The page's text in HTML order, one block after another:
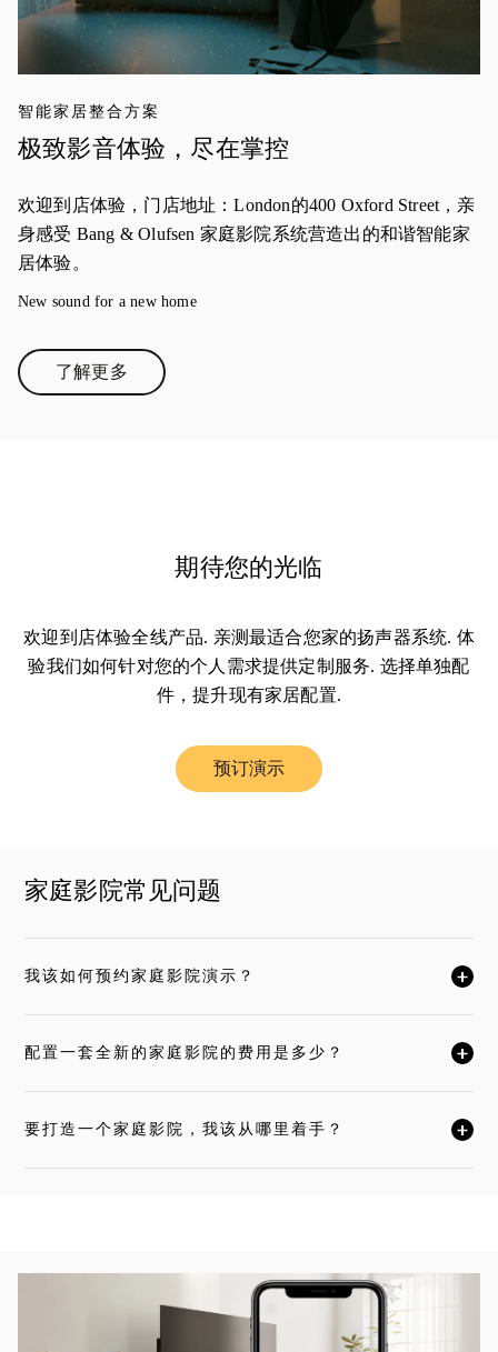
智能家居整合方案
极致影音体验，尽在掌控
欢迎到店体验，门店地址：London的400 Oxford Street，亲
身感受 Bang & Olufsen 家庭影院系统营造出的和谐智能家
居体验。
New sound for a new home
了解更多Link Opens in New Tab
期待您的光临
欢迎到店体验全线产品. 亲测最适合您家的扬声器系统. 体
验我们如何针对您的个人需求提供定制服务. 选择单独配
件，提升现有家居配置.
预订演示Link Opens in New Tab
家庭影院常见问题
我该如何预约家庭影院演示？
单击展开此描述，详细阅读
配置一套全新的家庭影院的费用是多少？
单击展开此描述，详细阅读
要打造一个家庭影院，我该从哪里着手？
单击展开此描述，详细阅读